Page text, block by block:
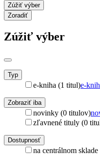
Zúžiť výber
Zoradiť
Zúžiť výber
Typ
e-kniha (1 titul)e-
Zobraziť iba
novinky (0 titulov)
zľavnené tituly (0
Dostupnosť
na centrálnom